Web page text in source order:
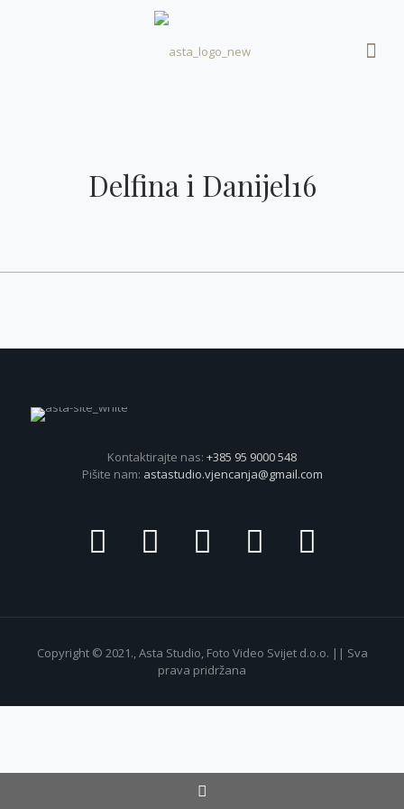
Delfina i Danijel16
Kontaktirajte nas: +385 95 9000 548
Pišite nam: astastudio.vjencanja@gmail.com
Copyright © 2021., Asta Studio, Foto Video Svijet d.o.o. || Sva
prava pridržana